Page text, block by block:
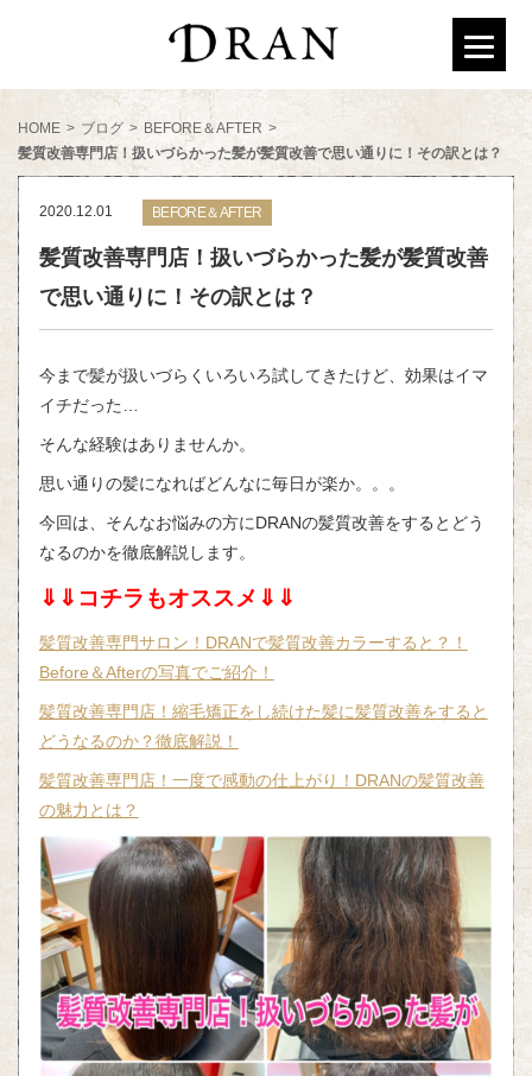
HOME > ブログ > BEFORE＆AFTER >
髪質改善専門店！扱いづらかった髪が髪質改善で思い通りに！その訳とは？
2020.12.01 BEFORE＆AFTER
髪質改善専門店！扱いづらかった髪が髪質改善
で思い通りに！その訳とは？
今まで髪が扱いづらくいろいろ試してきたけど、効果はイマ
イチだった…
そんな経験はありませんか。
思い通りの髪になればどんなに毎日が楽か。。。
今回は、そんなお悩みの方にDRANの髪質改善をするとどう
なるのかを徹底解説します。
⇓⇓コチラもオススメ⇓⇓
髪質改善専門サロン！DRANで髪質改善カラーすると？！
Before＆Afterの写真でご紹介！
髪質改善専門店！縮毛矯正をし続けた髪に髪質改善をすると
どうなるのか？徹底解説！
髪質改善専門店！一度で感動の仕上がり！DRANの髪質改善
の魅力とは？